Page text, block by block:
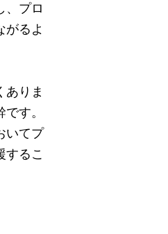
、プロ
がるよ
ありま
す。
いてプ
するこ